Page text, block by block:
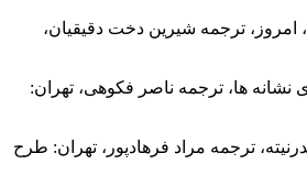
اسطوره، امروز، ترجمه شیرین دخت دقیقیان،
امپراتوری نشانه ها، ترجمه ناصر فکوهی، تهران:
تجربه مدرنیته، ترجمه مراد فرهادپور، تهران: طرح